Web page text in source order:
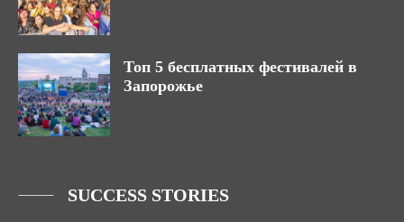
Топ 5 бесплатных фестивалей в
Запорожье
SUCCESS STORIES